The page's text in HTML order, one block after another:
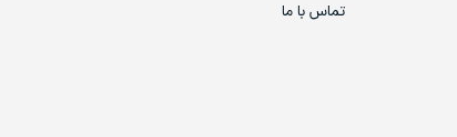
تماس با ما